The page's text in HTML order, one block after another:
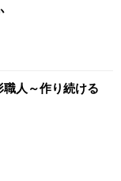
職人～作り続ける